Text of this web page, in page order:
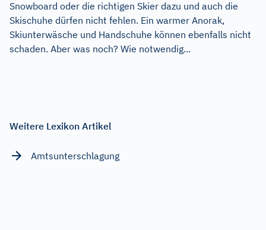
Snowboard oder die richtigen Skier dazu und auch die
Skischuhe dürfen nicht fehlen. Ein warmer Anorak,
Skiunterwäsche und Handschuhe können ebenfalls nicht
schaden. Aber was noch? Wie notwendig...
Weitere Lexikon Artikel
Amtsunterschlagung